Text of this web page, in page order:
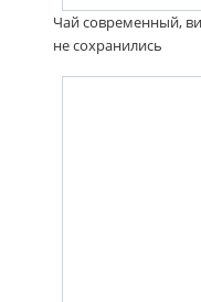
Чай современный,
не сохранились